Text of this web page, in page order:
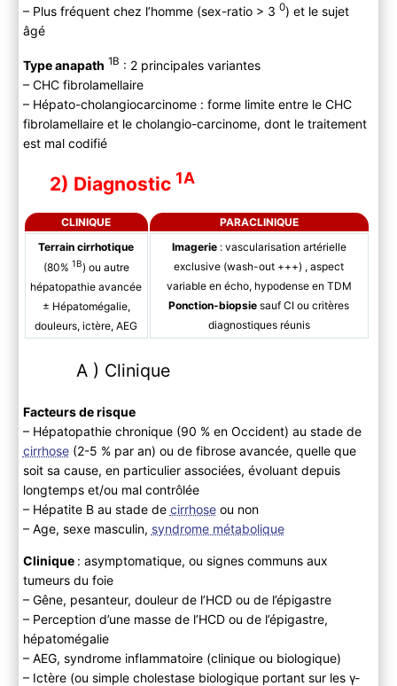
– Plus fréquent chez l’homme (sex-ratio > 3 0) et le sujet
âgé
Type anapath 1B : 2 principales variantes
– CHC fibrolamellaire
– Hépato-cholangiocarcinome : forme limite entre le CHC
fibrolamellaire et le cholangio-carcinome, dont le traitement
est mal codifié
2) Diagnostic 1A
CLINIQUE
PARACLINIQUE
Terrain cirrhotique
(80% 1B) ou autre
hépatopathie avancée
± Hépatomégalie,
douleurs, ictère, AEG
Imagerie : vascularisation artérielle
exclusive (wash-out +++) , aspect
variable en écho, hypodense en TDM
Ponction-biopsie sauf CI ou critères
diagnostiques réunis
A ) Clinique
Facteurs de risque
– Hépatopathie chronique (90 % en Occident) au stade de
cirrhose(2-5 % par an) ou de fibrose avancée, quelle que
soit sa cause, en particulier associées, évoluant depuis
longtemps et/ou mal contrôlée
– Hépatite B au stade de cirrhoseou non
– Age, sexe masculin, syndrome métabolique
Clinique : asymptomatique, ou signes communs aux
tumeurs du foie
– Gêne, pesanteur, douleur de l’HCD ou de l’épigastre
– Perception d’une masse de l’HCD ou de l’épigastre,
hépatomégalie
– AEG, syndrome inflammatoire (clinique ou biologique)
– Ictère (ou simple cholestase biologique portant sur les γ-